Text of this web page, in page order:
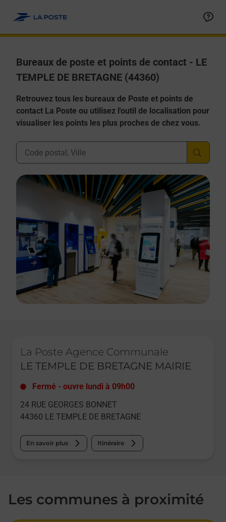
Bureaux de poste et points de contact - LE
TEMPLE DE BRETAGNE (44360)
Retrouvez tous les bureaux de Poste et points de
contact La Poste ou utilisez l'outil de localisation pour
visualiser les points les plus proches de chez vous.
Ville, Département, Code Postal
La Poste Agence Communale
LE TEMPLE DE BRETAGNE MAIRIE
Fermé - ouvre lundi à 09h00
24 RUE GEORGES BONNET
44360 LE TEMPLE DE BRETAGNE
En savoir plus Itinéraire
Les communes à proximité